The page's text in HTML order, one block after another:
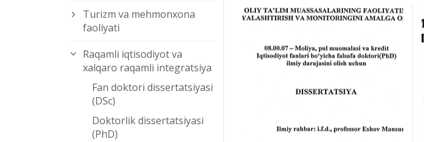
Turizm va mehmonxona
faoliyati
Raqamli iqtisodiyot va
xalqaro raqamli integratsiya
Fan doktori dissertatsiyasi
(DSc)
Doktorlik dissertatsiyasi
(PhD)